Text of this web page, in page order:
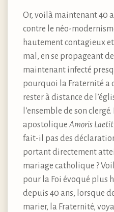
Or, voilà maintenant 40
contre le néo-
hautement contagieux
mal, en se propageant
maintenant infecté
pourquoi la Fraternité a
rester à distance de
l’ensemble de son
apostolique Amoris
fait-il pas des
portant directement
mariage catholique ?
pour la Foi évoqué plus
depuis 40 ans, lorsque
marier, la Fraternité,